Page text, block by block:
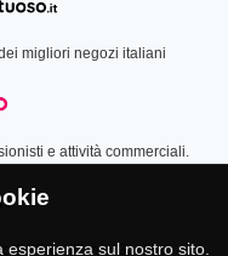
migliori negozi italiani
e attività commerciali.
CSS certificato Google
sul nostro sito.